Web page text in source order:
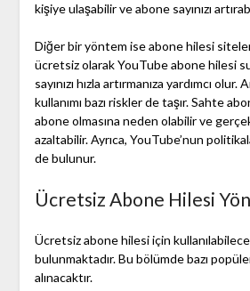
kişiye ulaşabilir ve abone sayınızı
Diğer bir yöntem ise abone hilesi
ücretsiz olarak YouTube abone hilesi
sayınızı hızla artırmanıza yardımcı
kullanımı bazı riskler de taşır. Sahte
abone olmasına neden olabilir ve
azaltabilir. Ayrıca, YouTube’nun
de bulunur.
Ücretsiz Abone Hilesi
Ücretsiz abone hilesi için
bulunmaktadır. Bu bölümde bazı
alınacaktır.